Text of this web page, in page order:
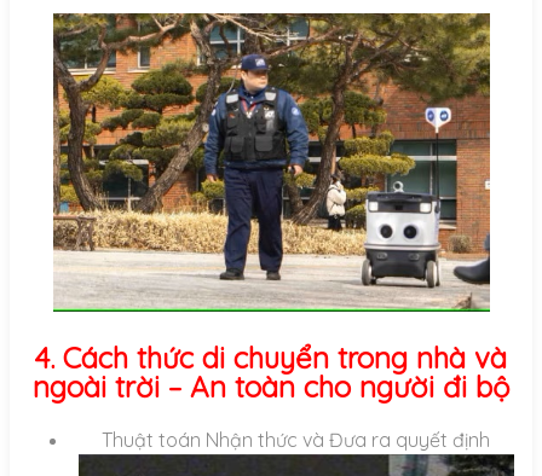
4. Cách thức di chuyển trong nhà và
ngoài trời – An toàn cho người đi bộ
Thuật toán Nhận thức và Đưa ra quyết định